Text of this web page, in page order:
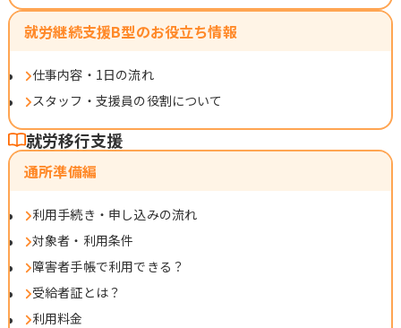
就労継続支援B型のお役立ち情報
仕事内容・1日の流れ
スタッフ・支援員の役割について
就労移行支援
通所準備編
利用手続き・申し込みの流れ
対象者・利用条件
障害者手帳で利用できる？
受給者証とは？
利用料金